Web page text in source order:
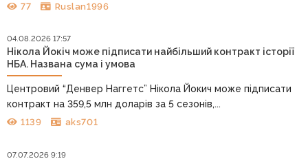
77 Ruslan1996
04.08.2026 17:57
Нікола Йокіч може підписати найбільший контракт історії
НБА. Названа сума і умова
Центровий “Денвер Наггетс” Нікола Йокич може підписати
контракт на 359,5 млн доларів за 5 сезонів,...
1139 aks701
07.07.2026 9:19